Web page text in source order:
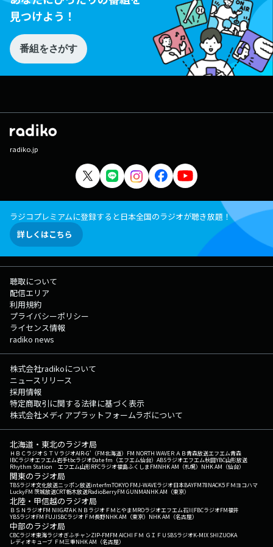
見つけよう！
番組をさがす
radiko.jp
ラジコプレミアムに登録すると日本全国のラジオが聴き放題！
詳しくはこちら
聴取について
配信エリア
利用規約
プライバシーポリシー
ライセンス情報
radiko news
株式会社radikoについて
ニュースリリース
採用情報
特定商取引に関する法律に基づく表示
株式会社メディアプラットフォームラボについて
北海道・東北のラジオ局
ＨＢＣラジオＳＴＶラジオAIR-G'（FM北海道） FM NORTH WAVEＲＡＢ青森放送エフエム青森
IBCラジオエフエム岩手tbcラジオDate fm（エフエム仙台） ABSラジオエフエム秋田YBC山形放送
Rhythm Station エフエム山形RFCラジオ福島ふくしまFMNHK AM（札幌） NHK AM（仙台）
関東のラジオ局
TBSラジオ文化放送ニッポン放送interfmTOKYO FMJ-WAVEラジオ日本BAYFM78NACK5 ＦＭヨコハマ
LuckyFM 茨城放送CRT栃木放送RadioBerryFM GUNMANHK AM（東京）
北陸・甲信越のラジオ局
ＢＳＮラジオFM NIIGATAＫＮＢラジオ ＦＭとやまMROラジオエフエム石川FBCラジオFM福井
YBSラジオFM FUJISBCラジオ ＦＭ長野NHK AM（東京） NHK AM（名古屋）
中部のラジオ局
CBCラジオ東海ラジオぎふチャンZIP-FMFM AICHI ＦＭ ＧＩＦＵ SBSラジオK-MIX SHIZUOKA
レディオキューブ ＦＭ三重NHK AM（名古屋）